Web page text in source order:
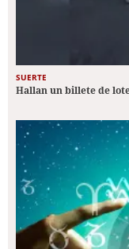
SUERTE
Hallan un billete de